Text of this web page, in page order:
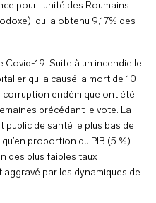
pour l’unité des Roumains
qui a obtenu 9,17% des
Covid-19. Suite à un incendie le
qui a causé la mort de 10
endémique ont été
précédant le vote. La
public de santé le plus bas de
proportion du PIB (5 %)
des plus faibles taux
par les dynamiques de